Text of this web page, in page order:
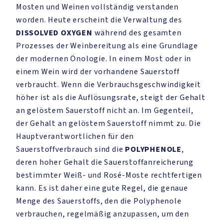
Mosten und Weinen vollständig verstanden
worden. Heute erscheint die Verwaltung des
DISSOLVED OXYGEN während des gesamten
Prozesses der Weinbereitung als eine Grundlage
der modernen Önologie. In einem Most oder in
einem Wein wird der vorhandene Sauerstoff
verbraucht. Wenn die Verbrauchsgeschwindigkeit
höher ist als die Auflösungsrate, steigt der Gehalt
an gelöstem Sauerstoff nicht an. Im Gegenteil,
der Gehalt an gelöstem Sauerstoff nimmt zu. Die
Hauptverantwortlichen für den
Sauerstoffverbrauch sind die POLYPHENOLE,
deren hoher Gehalt die Sauerstoffanreicherung
bestimmter Weiß- und Rosé-Moste rechtfertigen
kann. Es ist daher eine gute Regel, die genaue
Menge des Sauerstoffs, den die Polyphenole
verbrauchen, regelmäßig anzupassen, um den